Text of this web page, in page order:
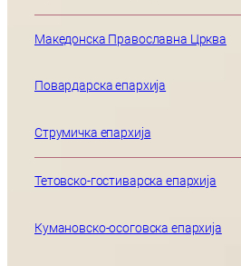
Македонска Православна Црква
Повардарска епархија
Струмичка епархија
Тетовско-гостиварска епархија
Кумановско-осоговска епархија